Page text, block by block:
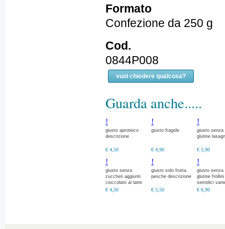
Formato
Confezione da 250 g
Cod.
0844P008
vuoi chiedere qualcosa?
Guarda anche.....
!
giusto aproteico
descrizione
€ 4,50
!
giusto fragole
€ 4,90
!
giusto senza
glutine
€ 5,90
!
giusto senza
zuccheri aggiunti
cioccolato al latte
€ 4,50
!
giusto solo frutta
pesche descrizione
€ 5,50
!
giusto senza
glutine frollini
semplici
descrizione
€ 6,90